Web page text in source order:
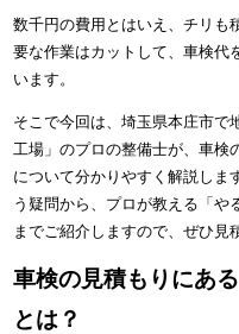
数千円の費用とはいえ、チリも
要な作業はカットして、車検代
います。
そこで今回は、埼玉県本庄市で
工場」のプロの整備士が、車検
について分かりやすく解説しま
う疑問から、プロが教える「や
までご紹介しますので、ぜひ見
車検の見積もりにあ
とは？